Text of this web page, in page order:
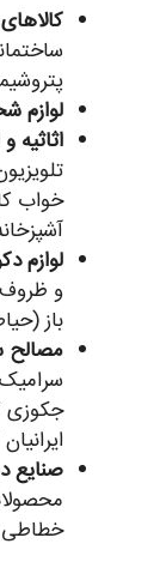
لوازم
اثاثیه
خواب
لوازم
و
باز
مصالح
جکوزی
صنایع